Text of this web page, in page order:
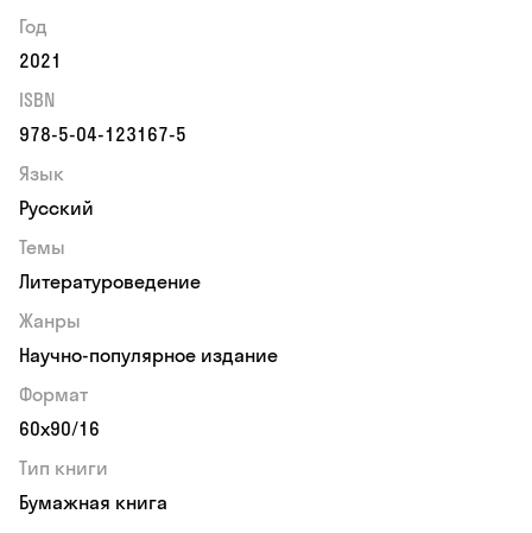
Год
2021
ISBN
978-5-04-123167-5
Язык
Русский
Темы
Литературоведение
Жанры
Научно-популярное издание
Формат
60х90/16
Тип книги
Бумажная книга